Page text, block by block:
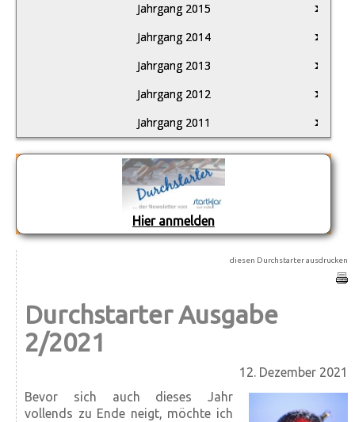
Jahrgang 2015
Jahrgang 2014
Jahrgang 2013
Jahrgang 2012
Jahrgang 2011
Hier anmelden
diesen Durchstarter ausdrucken
Durchstarter Ausgabe
2/2021
12. Dezember 2021
Bevor sich auch dieses Jahr
vollends zu Ende neigt, möchte ich